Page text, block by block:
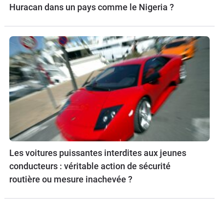
Huracan dans un pays comme le Nigeria ?
Les voitures puissantes interdites aux jeunes
conducteurs : véritable action de sécurité
routière ou mesure inachevée ?